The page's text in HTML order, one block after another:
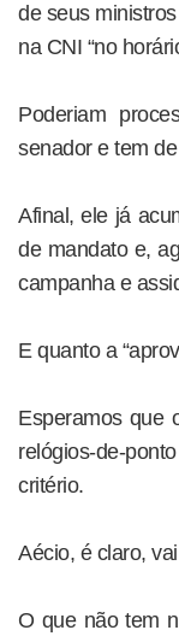
de seus
na CNI “no
Poderiam
senador e tem
Afinal, ele já
de mandato e,
campanha e
E quanto a
Esperamos que
relógios-de-
critério.
Aécio, é claro,
O que não tem